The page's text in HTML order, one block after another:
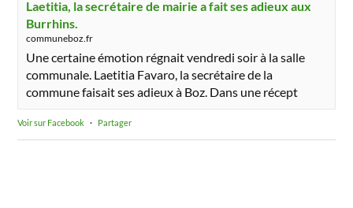
Laetitia, la secrétaire de mairie a fait ses adieux aux
Burrhins.
communeboz.fr
Une certaine émotion régnait vendredi soir à la salle
communale. Laetitia Favaro, la secrétaire de la
commune faisait ses adieux à Boz. Dans une récept
Voir sur Facebook · Partager